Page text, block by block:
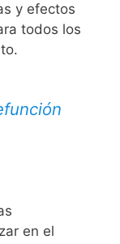
y efectos
todos los
en el